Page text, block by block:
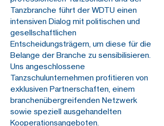
Tanzbranche führt der WDTU einen
intensiven Dialog mit politischen und
gesellschaftlichen
Entscheidungsträgern, um diese für die
Belange der Branche zu sensibilisieren.
Uns angeschlossene
Tanzschulunternehmen profitieren von
exklusiven Partnerschaften, einem
branchenübergreifenden Netzwerk
sowie speziell ausgehandelten
Kooperationsangeboten.